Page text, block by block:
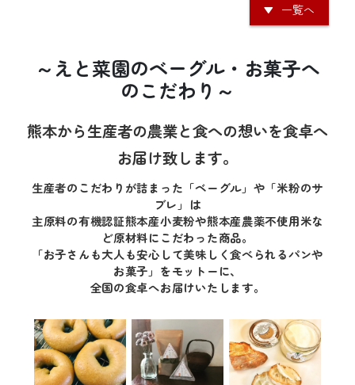
一覧へ
～えと菜園のベーグル・お菓子へ
のこだわり～
熊本から生産者の農業と食への想いを食卓へ
お届け致します。
生産者のこだわりが詰まった「ベーグル」や「米粉のサ
ブレ」は
主原料の有機認証熊本産小麦粉や熊本産農薬不使用米な
ど原材料にこだわった商品。
「お子さんも大人も安心して美味しく食べられるパンや
お菓子」をモットーに、
全国の食卓へお届けいたします。